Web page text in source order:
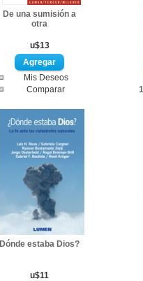
De una sumisión a
otra
u$13
Mis Deseos
Comparar
Dónde estaba Dios?
u$11